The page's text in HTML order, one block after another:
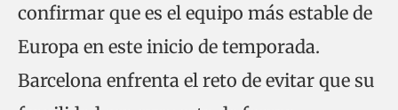
confirmar que es el equipo más estable de
Europa en este inicio de temporada.
Barcelona enfrenta el reto de evitar que su